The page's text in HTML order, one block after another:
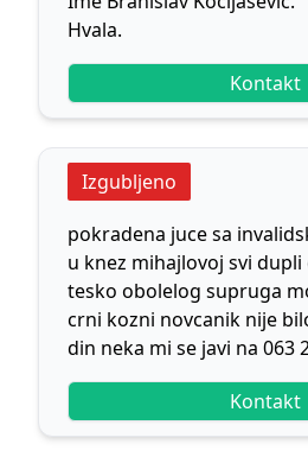
Hvala.
Kontakt
Izgubljeno
pokradena juce sa
u knez mihajlovoj svi
tesko obolelog supruga
crni kozni novcanik nije
din neka mi se javi na 063
Kontakt